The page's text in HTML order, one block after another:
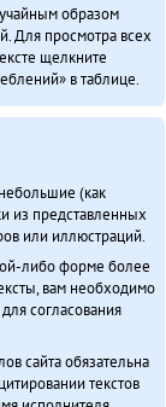
образом
Для просмотра всех
щелкните
в таблице.
(как
из представленных
или иллюстраций.
либо форме более
вам необходимо
согласования
сайта обязательна
текстов